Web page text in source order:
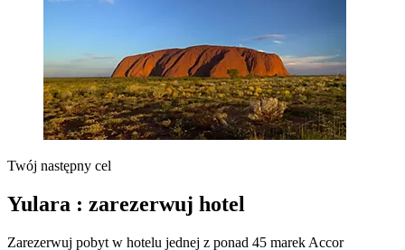
Twój następny cel
Yulara : zarezerwuj hotel
Zarezerwuj pobyt w hotelu jednej z ponad 45 marek Accor